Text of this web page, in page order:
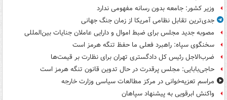
وزیر کشور: جامعه بدون رسانه مفهومی ندارد
جدی‌ترین تقابل نظامی آمریکا از زمان جنگ جهانی
مصوبه جدید مجلس برای ضبط اموال و دارایی عاملان جنایات بین‌المللی
سخنگوی سپاه: راهبرد فعلی ما حفظ تنگه هرمز است
ضرب‌الاجل رئیس کل دادگستری تهران برای نظارت بر قیمت‌ها
حاجی‌بابایی: مجلس پرقدرت در حال تدوین قانون تنگه هرمز است
مراسم تعزیه‌خوانی در مرکز مطالعات سیاسی وزارت خارجه
واکنش ابرقویی به پیشنهاد سپاهان